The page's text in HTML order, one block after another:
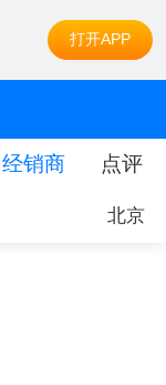
打开APP
经销商 点评
北京